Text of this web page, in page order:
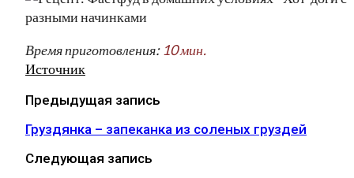
Время приготовления: 10 мин.
Источник
Предыдущая запись
Груздянка – запеканка из соленых груздей
Следующая запись